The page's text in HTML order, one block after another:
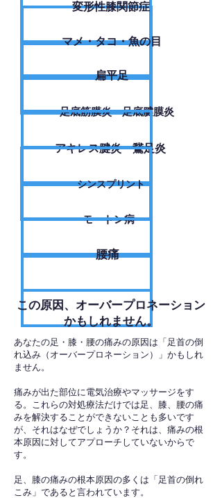
変形性膝関節症
​マメ・タコ・魚の目
扁平足
足底筋膜炎・足底腱膜炎
アキレス腱炎・鵞足炎
シンスプリント
モートン病
腰痛
​この原因、オーバープロネーション
かもしれません。
あなたの足・膝・腰の痛みの原因は「足首の倒
れ込み（オーバープロネーション）」かもしれ
ません。
痛みが出た部位に電気治療やマッサージをす
る。これらの対処療法だけでは足、膝、腰の痛
みを解決することができないことも多いです
が、それはなぜでしょうか？それは、痛みの根
本原因に対してアプローチしていないからで
す。
足、膝の痛みの根本原因の多くは「足首の倒れ
こみ」であると言われています。